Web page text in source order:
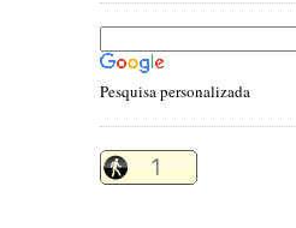
Pesquisa personalizada